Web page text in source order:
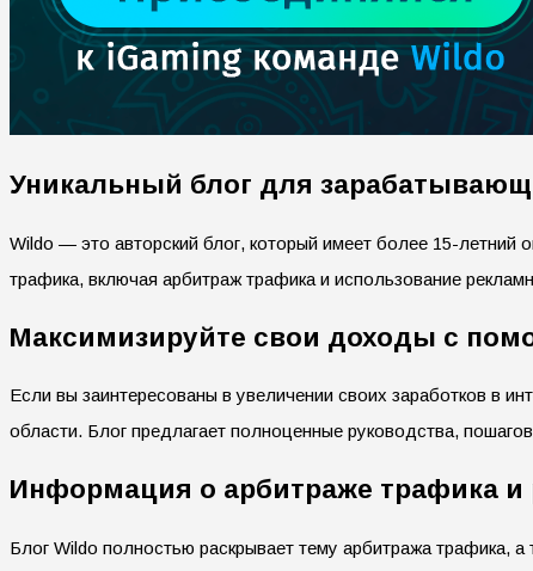
Уникальный блог для
Wildo — это авторский блог, который имеет более 15-летний
трафика, включая арбитраж трафика и использование
Максимизируйте свои доходы с
Если вы заинтересованы в увеличении своих заработков в
области. Блог предлагает полноценные руководства,
Информация о арбитраже трафика и
Блог Wildo полностью раскрывает тему арбитража трафика,